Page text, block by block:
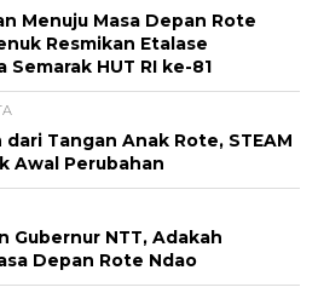
Menuju Masa Depan Rote
Resmikan Etalase
Semarak HUT RI ke-81
Tangan Anak Rote, STEAM
Awal Perubahan
Gubernur NTT, Adakah
Depan Rote Ndao